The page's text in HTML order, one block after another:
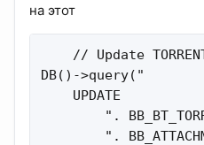
на этот
// Update
DB()->query("
    UPDATE
".
".